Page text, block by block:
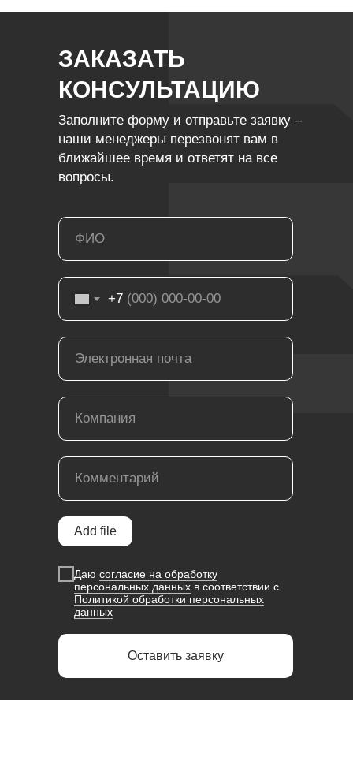
ЗАКАЗАТЬ
КОНСУЛЬТАЦИЮ
Заполните форму и отправьте заявку –
наши менеджеры перезвонят вам в
ближайшее время и ответят на все
вопросы.
+7
Add file
Даю согласие на обработку
персональных данных в соответствии с
Политикой обработки персональных
данных
Оставить заявку